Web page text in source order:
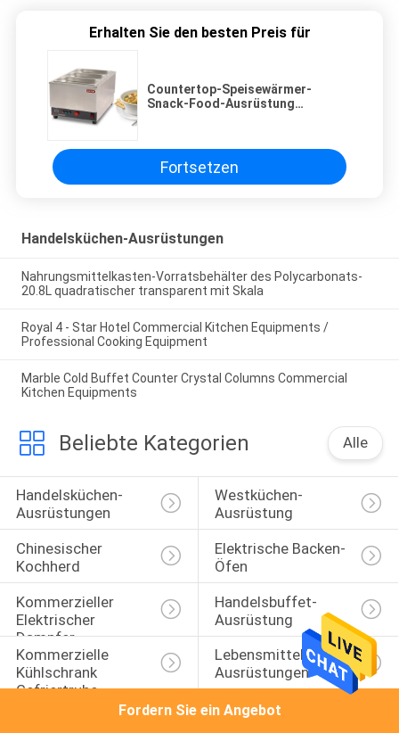
Erhalten Sie den besten Preis für
Countertop-Speisewärmer-
Snack-Food-Ausrüstung
Fortsetzen
Handelsküchen-Ausrüstungen
Nahrungsmittelkasten-Vorratsbehälter des Polycarbonats-
20.8L quadratischer transparent mit Skala
Royal 4 - Star Hotel Commercial Kitchen Equipments /
Professional Cooking Equipment
Marble Cold Buffet Counter Crystal Columns Commercial
Kitchen Equipments
Beliebte Kategorien Alle
Handelsküchen-
Ausrüstungen
Westküchen-
Ausrüstung
Chinesischer
Kochherd
Elektrische Backen-
Öfen
Kommerzieller
Elektrischer
Dampfer
Handelsbuffet-
Ausrüstung
Kommerzielle
Kühlschrank
Gefriertruhe
Ausrüstungen
Fordern Sie ein Angebot